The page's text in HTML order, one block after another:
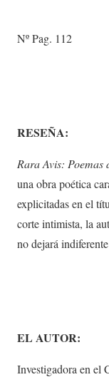
Nº Pag. 112
RESEÑA:
Rara Avis: Poemas
una obra poética
explicitadas en el
corte intimista, la
no dejará
EL AUTOR:
Investigadora en el